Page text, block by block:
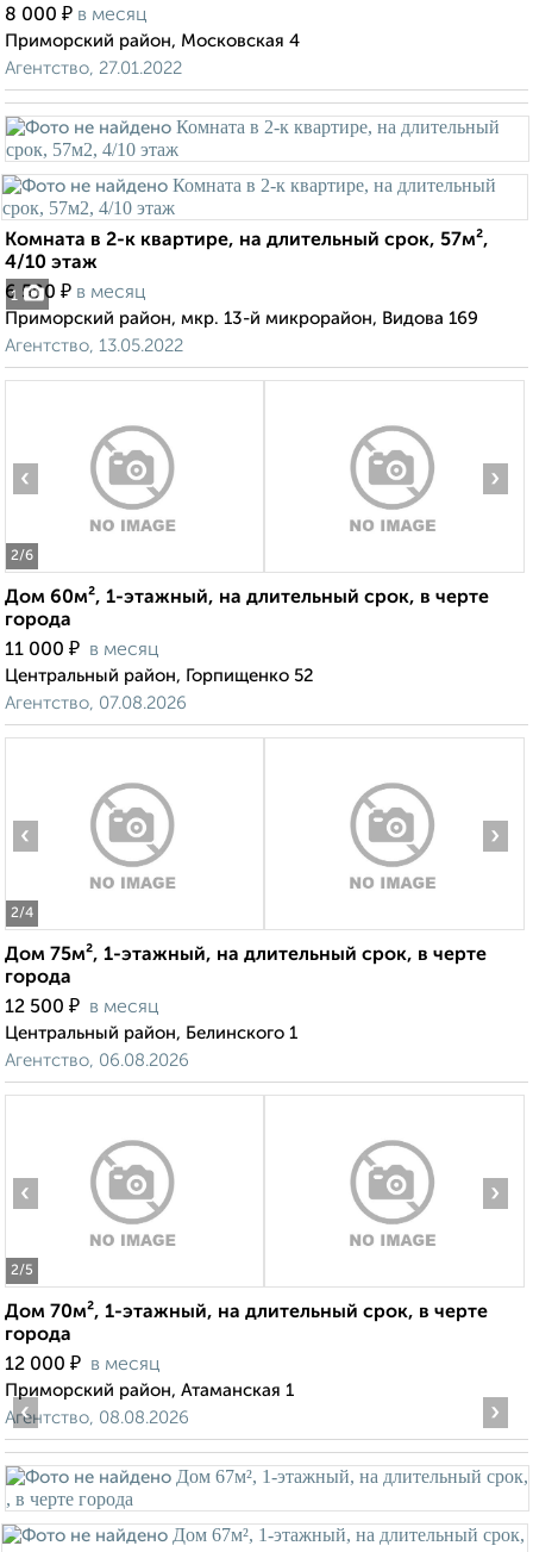
8 000 ₽ в месяц
Приморский район, Московская 4
Агентство, 27.01.2022
1
Комната в 2-к квартире, на длительный срок, 57м²,
4/10 этаж
6 500 ₽ в месяц
Приморский район, мкр. 13-й микрорайон, Видова 169
Агентство, 13.05.2022
2/6
‹ ›
Дом 60м², 1-этажный, на длительный срок, в черте
города
11 000 ₽ в месяц
Центральный район, Горпищенко 52
Агентство, 07.08.2026
2/4
‹ ›
Дом 75м², 1-этажный, на длительный срок, в черте
города
12 500 ₽ в месяц
Центральный район, Белинского 1
Агентство, 06.08.2026
2/5
‹ ›
Дом 70м², 1-этажный, на длительный срок, в черте
города
12 000 ₽ в месяц
Приморский район, Атаманская 1
Агентство, 08.08.2026
‹ ›